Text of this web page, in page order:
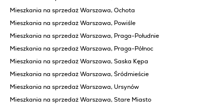
Mieszkania na sprzedaż Warszawa, Ochota
Mieszkania na sprzedaż Warszawa, Powiśle
Mieszkania na sprzedaż Warszawa, Praga-Południe
Mieszkania na sprzedaż Warszawa, Praga-Północ
Mieszkania na sprzedaż Warszawa, Saska Kępa
Mieszkania na sprzedaż Warszawa, Śródmieście
Mieszkania na sprzedaż Warszawa, Ursynów
Mieszkania na sprzedaż Warszawa, Stare Miasto